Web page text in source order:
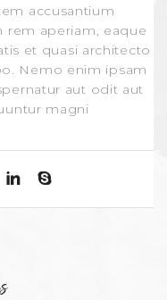
accusantium
aperiam, eaque
et quasi architecto
Nemo enim ipsam
aut odit aut
magni